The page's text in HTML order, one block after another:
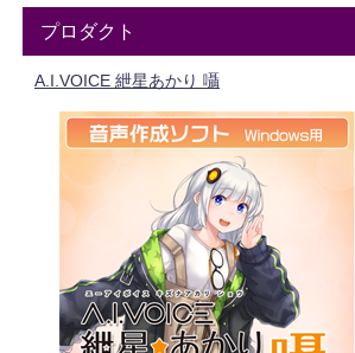
プロダクト
A.I.VOICE 紲星あかり 囁